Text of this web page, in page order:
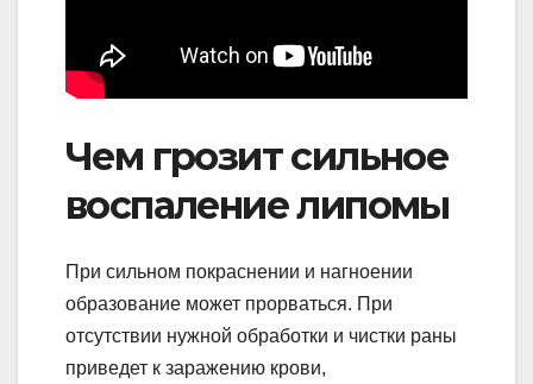
Чем грозит сильное
воспаление липомы
При сильном покраснении и нагноении
образование может прорваться. При
отсутствии нужной обработки и чистки раны
приведет к заражению крови,